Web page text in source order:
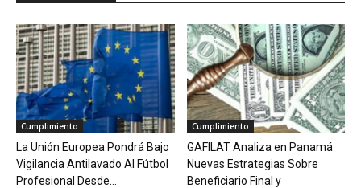
Cumplimiento
La Unión Europea Pondrá Bajo
Vigilancia Antilavado Al Fútbol
Profesional Desde...
Cumplimiento
GAFILAT Analiza en Panamá
Nuevas Estrategias Sobre
Beneficiario Final y